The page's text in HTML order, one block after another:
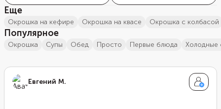
Еще
окрошка на кефире окрошка на квасе окрошка с колбасой
Популярное
окрошка супы обед просто первые блюда холодные
Евгений М.